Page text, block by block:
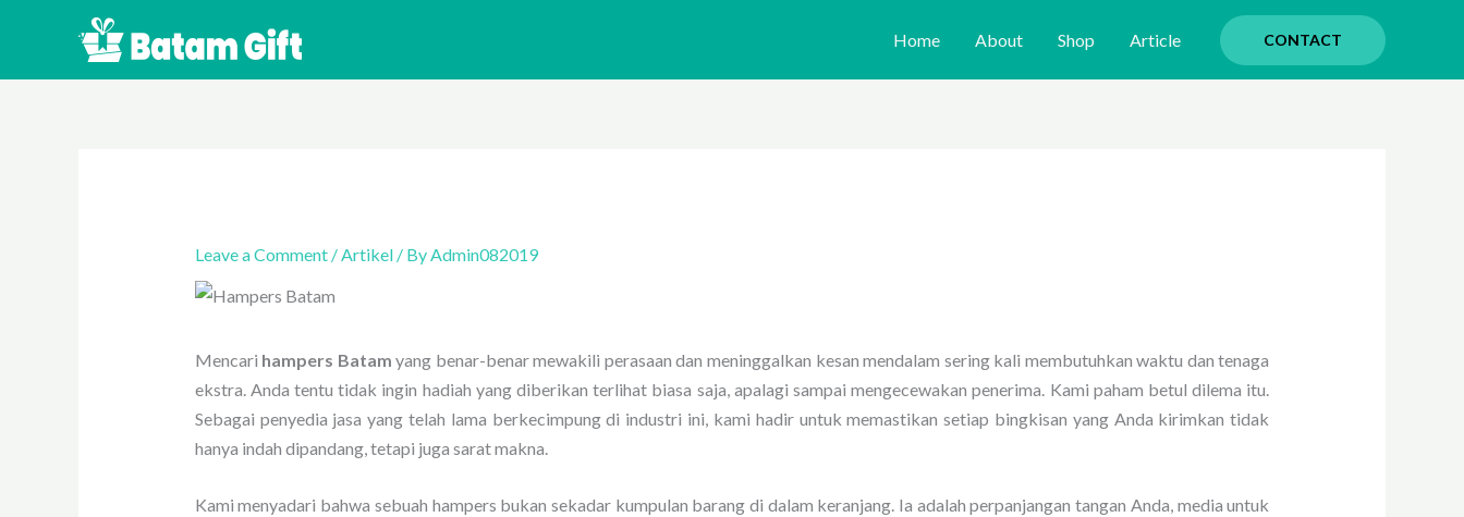
Home About Shop Article CONTACT
Leave a Comment /Artikel/ ByAdmin082019
Mencari hampers Batam yang benar-benar mewakili perasaan dan meninggalkan kesan mendalam sering kali membutuhkan waktu dan tenaga
ekstra. Anda tentu tidak ingin hadiah yang diberikan terlihat biasa saja, apalagi sampai mengecewakan penerima. Kami paham betul dilema itu.
Sebagai penyedia jasa yang telah lama berkecimpung di industri ini, kami hadir untuk memastikan setiap bingkisan yang Anda kirimkan tidak
hanya indah dipandang, tetapi juga sarat makna.
Kami menyadari bahwa sebuah hampers bukan sekadar kumpulan barang di dalam keranjang. Ia adalah perpanjangan tangan Anda, media untuk